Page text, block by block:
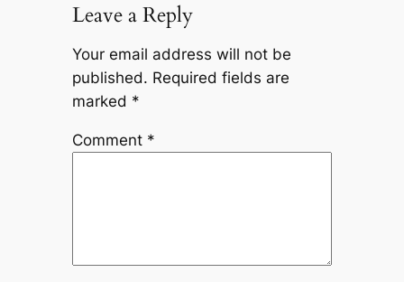
Leave a Reply
Your email address will not be
published. Required fields are
marked *
Comment *